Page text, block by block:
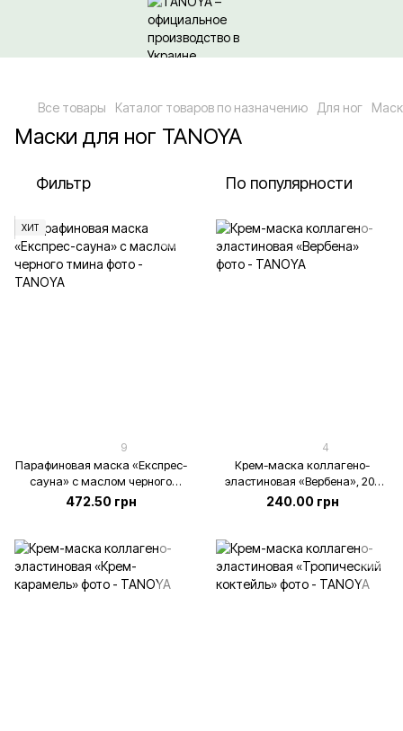
Все товары Каталог товаров по назначению Для ног
Маски для ног TANOYA
Фильтр По популярности
ХИТ
9
Парафиновая маска «Експрес-
сауна» с маслом черного
тмина
472.50 грн
4
Крем-маска коллагено-
эластиновая «Вербена», 200
мл
240.00 грн